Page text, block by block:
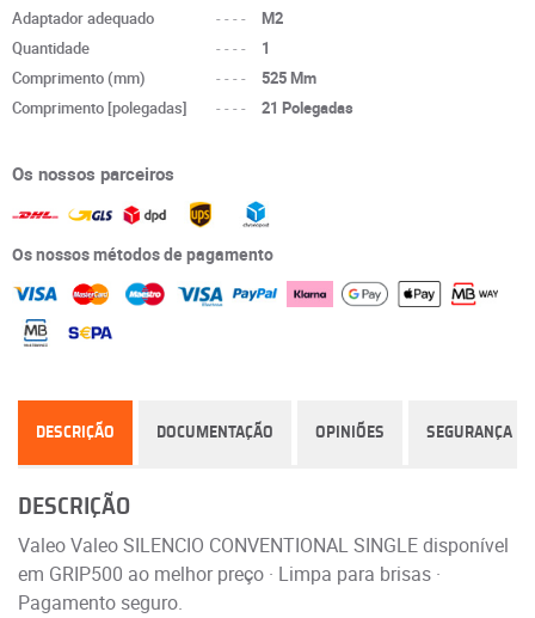
Adaptador adequado
----
M2
Quantidade
----
1
Comprimento (mm)
----
525 Mm
Comprimento [polegadas]
---- 21 Polegadas
Os nossos parceiros
Os nossos métodos de pagamento
DESCRIÇÃO DOCUMENTAÇÃO OPINIÕES SEGURANÇA
DESCRIÇÃO
Valeo Valeo SILENCIO CONVENTIONAL SINGLE disponível
em GRIP500 ao melhor preço · Limpa para brisas ·
Pagamento seguro.